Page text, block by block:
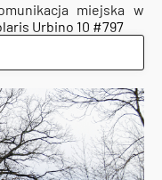
miejska w
Urbino 10 #797